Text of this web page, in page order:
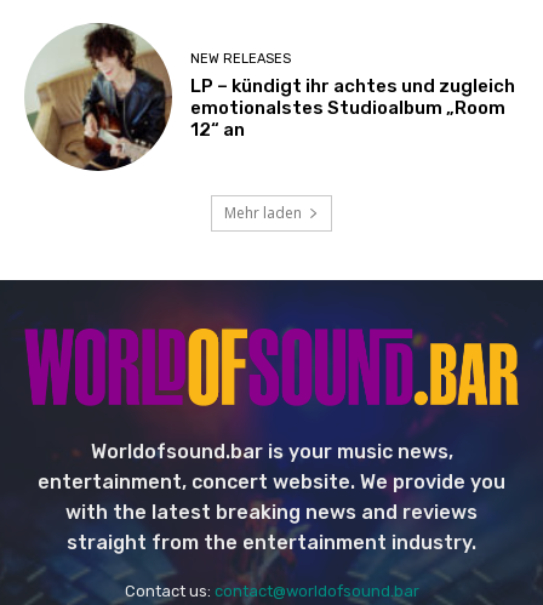
NEW RELEASES
LP – kündigt ihr achtes und zugleich
emotionalstes Studioalbum „Room
12“ an
Mehr laden
Worldofsound.bar is your music news,
entertainment, concert website. We provide you
with the latest breaking news and reviews
straight from the entertainment industry.
Contact us: contact@worldofsound.bar